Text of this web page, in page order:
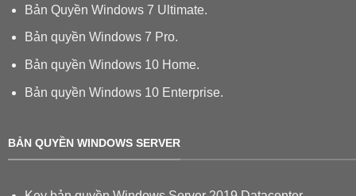
Bản Quyền Windows 7 Ultimate.
Bản quyền Windows 7 Pro.
Bản quyền Windows 10 Home.
Bản quyền Windows 10 Enterprise.
BẢN QUYỀN WINDOWS SERVER